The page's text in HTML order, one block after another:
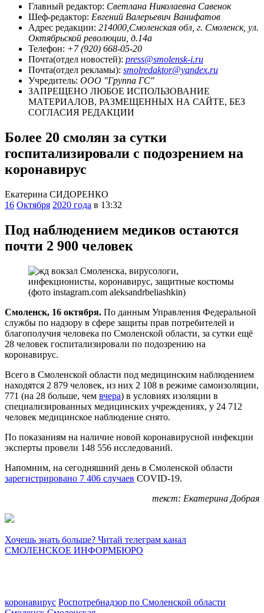
Главный редактор: Светлана Николаевна Савенок
Шеф-редактор: Евгений Валерьевич Ванифатов
Адрес редакции: 214000,Смоленская обл, г. Смоленск, ул.
Октябрьской революции, д.14а
Телефон: +7 (920) 668-05-20
Почта(отдел новостей): press@smolensk-i.ru
Почта(отдел рекламы): smolredaktor@yandex.ru
Учредитель: ООО "Группа ГС"
ЗАПРЕЩЕНО ЛЮБОЕ ИСПОЛЬЗОВАНИЕ
МАТЕРИАЛОВ, РАЗМЕЩЕННЫХ НА САЙТЕ, БЕЗ
СОГЛАСИЯ РЕДАКЦИИ
Более 20 смолян за сутки
госпитализировали с подозрением на
коронавирус
Екатерина СИДОРЕНКО
16 Октября 2020 года в 13:32
Под наблюдением медиков остаются
почти 2 900 человек
Смоленск, 16 октября. По данным Управления Федеральной
службы по надзору в сфере защиты прав потребителей и
благополучия человека по Смоленской области, за сутки ещё
28 человек госпитализировали по подозрению на
коронавирус.
Всего в Смоленской области под медицинским наблюдением
находятся 2 879 человек, из них 2 108 в режиме самоизоляции,
771 (на 28 больше, чем вчера) в условиях изоляции в
специализированных медицинских учреждениях, у 24 712
человек медицинское наблюдение снято.
По показаниям на наличие новой коронавирусной инфекции
эксперты провели 148 556 исследований.
Напомним, на сегодняшний день в Смоленской области
зарегистрировано 7 406 случаев COVID-19.
текст: Екатерина Добрая
Хочешь знать больше? Читай телеграм канал
СМОЛЕНСКОЕ ИНФОРМБЮРО
коронавирус Роспотребнадзор по Смоленской области